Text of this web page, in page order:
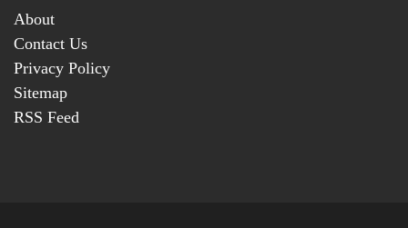
About
Contact Us
Privacy Policy
Sitemap
RSS Feed